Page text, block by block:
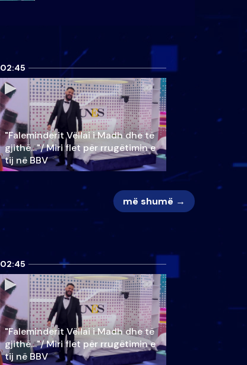
02:45
"Faleminderit Vëllai i Madh dhe të
gjithë…"/ Miri flet për rrugëtimin e
tij në BBV
më shumë →
02:45
"Faleminderit Vëllai i Madh dhe të
gjithë…"/ Miri flet për rrugëtimin e
tij në BBV